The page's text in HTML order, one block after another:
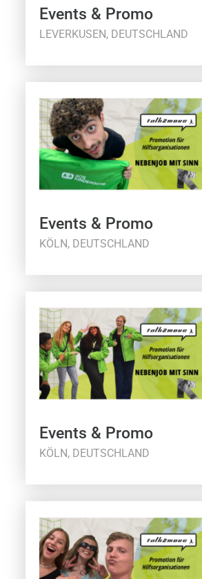
Events & Promo
LEVERKUSEN, DEUTSCHLAND
Events & Promo
KÖLN, DEUTSCHLAND
Events & Promo
KÖLN, DEUTSCHLAND